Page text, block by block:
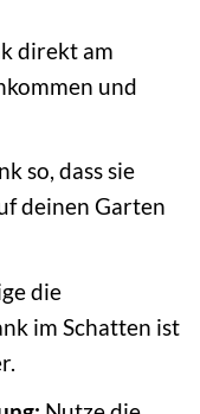
direkt am
und
so, dass sie
deinen Garten
die
im Schatten ist